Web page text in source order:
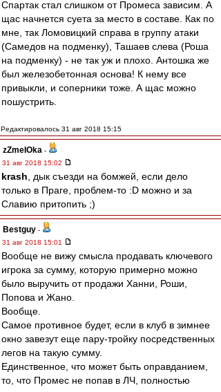
Спартак стал слишком от Промеса зависим. А
щас начнется суета за место в составе. Как по
мне, так Ломовицкий справа в группу атаки
(Самедов на подменку), Ташаев слева (Роша
на подменку) - не так уж и плохо. Антошка же
был железобетонная основа! К нему все
привыкли, и соперники тоже. А щас можно
пошустрить.
Редактировалось 31 авг 2018 15:15
zZmeIOka -
31 авг 2018 15:02
krash , дык съезди на бомжей, если дело
только в Праге, проблем-то :D можно и за
Славию притопить ;)
Bestguy -
31 авг 2018 15:01
Вообще не вижу смысла продавать ключевого
игрока за сумму, которую примерно можно
было выручить от продажи Ханни, Роши,
Попова и Жано.
Вообще.
Самое противное будет, если в клуб в зимнее
окно завезут еще пару-тройку посредственных
легов на такую сумму.
Единственное, что может быть оправданием,
то, что Промес не попав в ЛЧ, полностью